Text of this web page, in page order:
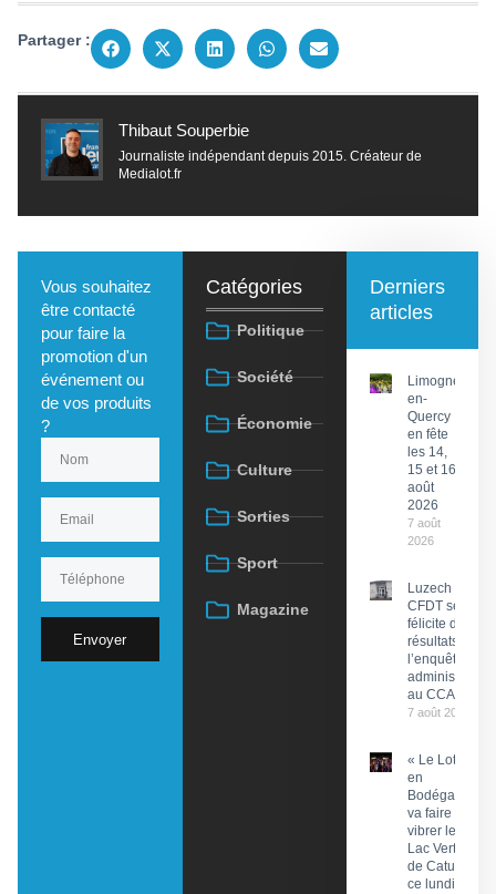
Partager :
Thibaut Souperbie
Journaliste indépendant depuis 2015. Créateur de
Medialot.fr
Vous souhaitez
être contacté
pour faire la
promotion d'un
événement ou
de vos produits
?
Envoyer
Catégories
Politique
Société
Économie
Culture
Sorties
Sport
Magazine
Derniers
articles
Limogne-
en-
Quercy
en fête
les 14,
15 et 16
août
2026
7 août
2026
Luzech : La
CFDT se
félicite des
résultats de
l’enquête
administrative
au CCAS
7 août 2026
« Le Lot
en
Bodéga »
va faire
vibrer le
Lac Vert
de Catus
ce lundi